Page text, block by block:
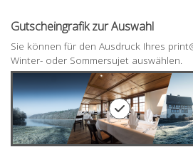
Gutscheingrafik zur Auswahl
Sie können für den Ausdruck Ihres
Winter- oder Sommersujet auswählen.